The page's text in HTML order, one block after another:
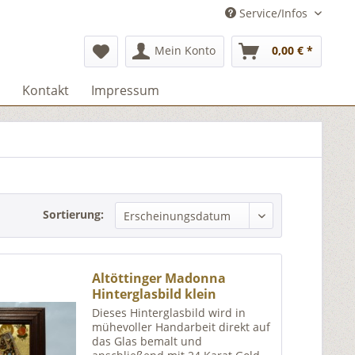
Service/Infos
Mein Konto 0,00 € *
Kontakt Impressum
Sortierung:
Altöttinger Madonna
Hinterglasbild klein
Dieses Hinterglasbild wird in
mühevoller Handarbeit direkt auf
das Glas bemalt und